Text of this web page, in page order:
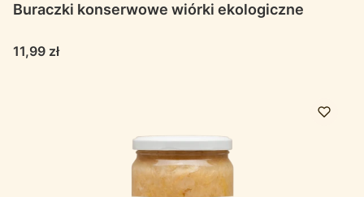
Buraczki konserwowe wiórki ekologiczne
Cena
11,99 zł